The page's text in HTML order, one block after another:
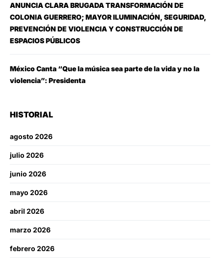
ANUNCIA CLARA BRUGADA TRANSFORMACIÓN DE
COLONIA GUERRERO; MAYOR ILUMINACIÓN, SEGURIDAD,
PREVENCIÓN DE VIOLENCIA Y CONSTRUCCIÓN DE
ESPACIOS PÚBLICOS
México Canta “Que la música sea parte de la vida y no la
violencia”: Presidenta
HISTORIAL
agosto 2026
julio 2026
junio 2026
mayo 2026
abril 2026
marzo 2026
febrero 2026